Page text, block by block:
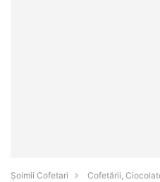
Șoimii Cofetari
Cofetării,